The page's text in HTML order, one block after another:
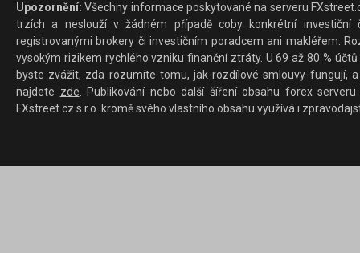
Upozornění: Všechny informace poskytované na serveru
trzích a neslouží v žádném případě coby konkrétní investiční
registrovanými brokery či investičním poradcem ani makléřem.
vysokým rizikem rychlého vzniku finanční ztráty. U 69 až 80 %
byste zvážit, zda rozumíte tomu, jak rozdílové smlouvy fungují,
najdete zde. Publikování nebo další šíření obsahu forex
FXstreet.cz s.r.o. kromě svého vlastního obsahu využívá i